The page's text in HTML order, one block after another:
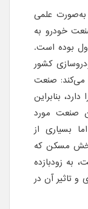
به‌صورت علمی
خودرو به
بوده است.
کشور
می‌کند: صنعت
بنابراین
صنعت مورد
بسیاری از
بخش مسکن که
به زودبازده
تاثیر آن در